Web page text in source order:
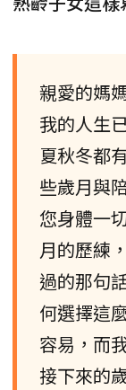
親愛的媽
我的人生
夏秋冬都
些歲月與
您身體一
月的歷練
過的那句
何選擇這
容易，而
接下來的